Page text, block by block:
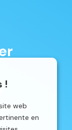
!
web
en